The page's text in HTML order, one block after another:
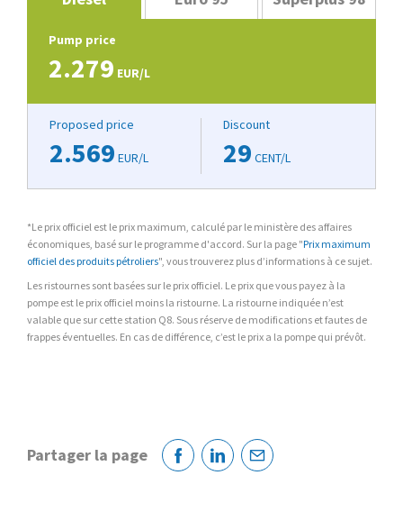
Pump price
2.279 EUR/L
Proposed price
2.569 EUR/L
Discount
29 CENT/L
*Le prix officiel est le prix maximum, calculé par le ministère des affaires
économiques, basé sur le programme d'accord. Sur la page "Prix maximum
officiel des produits pétroliers", vous trouverez plus d’informations à ce sujet.
Les ristournes sont basées sur le prix officiel. Le prix que vous payez à la
pompe est le prix officiel moins la ristourne. La ristourne indiquée n’est
valable que sur cette station Q8. Sous réserve de modifications et fautes de
frappes éventuelles. En cas de différence, c’est le prix a la pompe qui prévôt.
Partager la page
FacebookLinkedinCourriel